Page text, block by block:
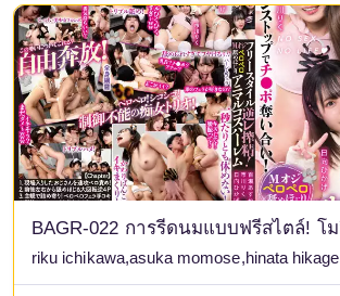
riku ichikawa,asuka momose,hinata hikage